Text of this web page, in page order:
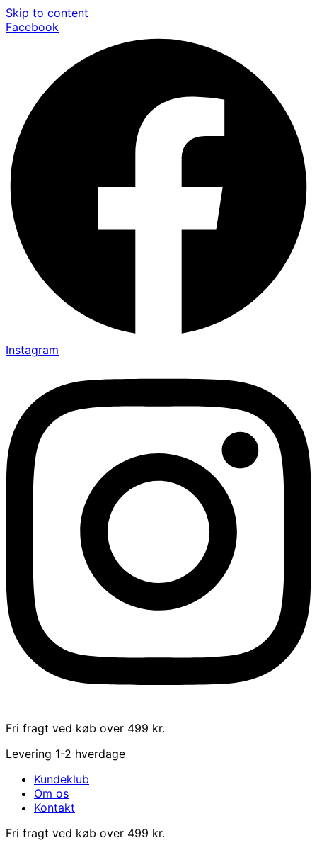
Skip to content
Facebook
Instagram
Fri fragt ved køb over 499 kr.
Levering 1-2 hverdage
Kundeklub
Om os
Kontakt
Fri fragt ved køb over 499 kr.